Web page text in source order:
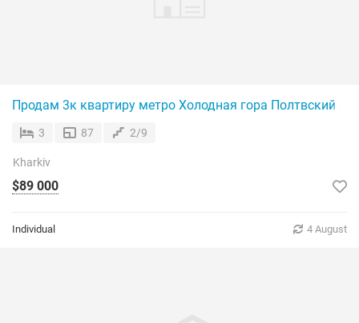
Продам 3к квартиру метро Холодная гора Полтвский
3 87 2/9
Kharkiv
$89 000
Individual 4 August